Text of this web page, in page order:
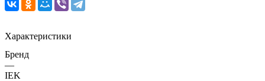
Характеристики
Бренд
—
IEK